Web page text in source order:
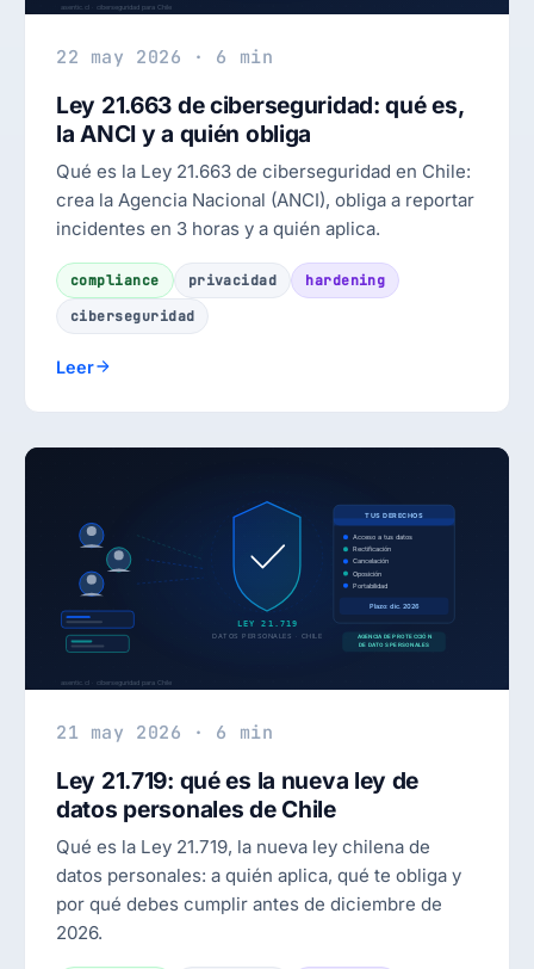
22 may 2026 · 6 min
Ley 21.663 de ciberseguridad: qué es,
la ANCI y a quién obliga
Qué es la Ley 21.663 de ciberseguridad en Chile:
crea la Agencia Nacional (ANCI), obliga a reportar
incidentes en 3 horas y a quién aplica.
compliance privacidad
hardening
ciberseguridad
Leer
21 may 2026 · 6 min
Ley 21.719: qué es la nueva ley de
datos personales de Chile
Qué es la Ley 21.719, la nueva ley chilena de
datos personales: a quién aplica, qué te obliga y
por qué debes cumplir antes de diciembre de
2026.